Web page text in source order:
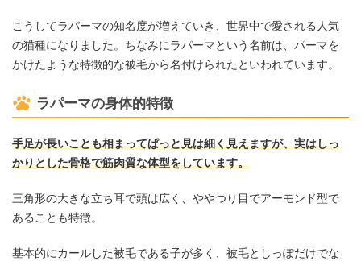
こうしてラパーマの知名度が増えていき、世界中で愛される人気
の猫種になりました。ちなみにラパーマという名前は、パーマを
かけたような特徴的な被毛から名付けられたといわれています。
ラパーマの身体的特徴
手足が長いことも相まってぱっと見は細く見えますが、実はしっ
かりとした骨格で筋肉質な体型をしています。
三角形の大きな立ち耳で頭は広く、ややつり目でアーモンド型で
あることも特徴。
基本的にカールした被毛である子が多く、被毛としっぽだけでな